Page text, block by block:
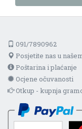
091/7890962
Posjetite nas u
Poštarina i plaćanje
Ocjene očuvanosti
Otkup - kupnja